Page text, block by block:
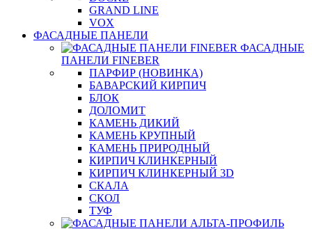
GRAND LINE
VOX
ФАСАДНЫЕ ПАНЕЛИ
ФАСАДНЫЕ
ПАНЕЛИ FINEBER
ПАРФИР (НОВИНКА)
БАВАРСКИЙ КИРПИЧ
БЛОК
ДОЛОМИТ
КАМЕНЬ ДИКИЙ
КАМЕНЬ КРУПНЫЙ
КАМЕНЬ ПРИРОДНЫЙ
КИРПИЧ КЛИНКЕРНЫЙ
КИРПИЧ КЛИНКЕРНЫЙ 3D
СКАЛА
СКОЛ
ТУФ